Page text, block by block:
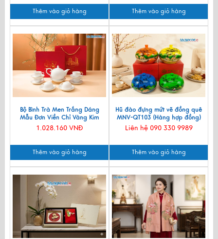
Thêm vào giỏ hàng Thêm vào giỏ hàng
Bộ Bình Trà Men Trắng Dáng
Mẫu Đơn Viền Chỉ Vàng Kim
550ml BT001-7.2
1.028.160 VNĐ
Thêm vào giỏ hàng
Hũ đào đựng mứt vẽ đồng quê
MNV-QT103 (Hàng hợp đồng)
Liên hệ 090 330 9989
Thêm vào giỏ hàng